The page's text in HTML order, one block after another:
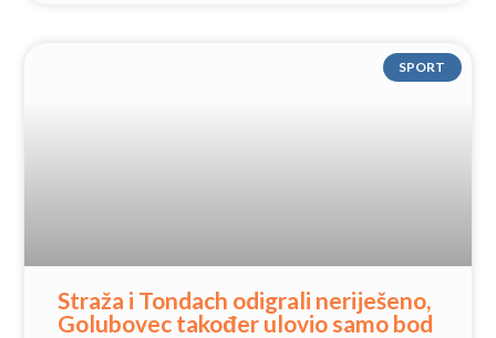
SPORT
Straža i Tondach odigrali neriješeno,
Golubovec također ulovio samo bod